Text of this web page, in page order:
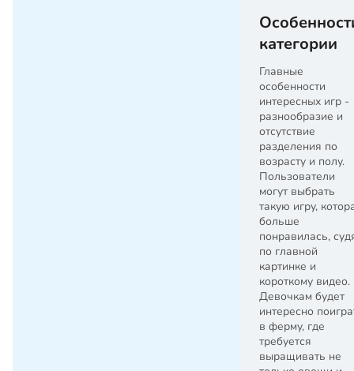
категории
Главные
особенности
интересных игр -
разнообразие и
отсутствие
разделения по
возрасту и полу.
Пользователи
могут выбрать
такую игру,
больше
понравилась,
по главной
картинке и
короткому видео.
Девочкам будет
интересно
в ферму, где
требуется
выращивать не